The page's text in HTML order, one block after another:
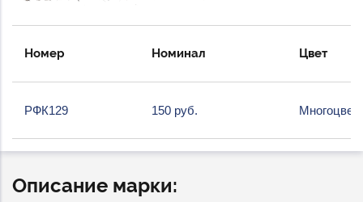
Номер Номинал Цвет
РФК129 150 руб.
Описание марки: